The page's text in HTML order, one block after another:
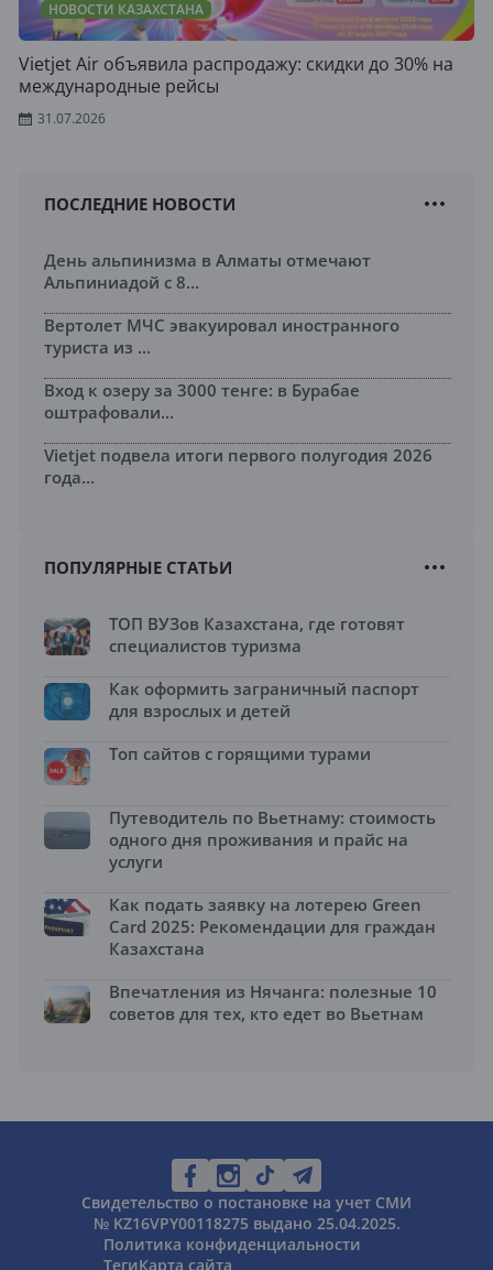
НОВОСТИ КАЗАХСТАНА
Vietjet Air объявила распродажу: скидки до 30% на
международные рейсы
31.07.2026
ПОСЛЕДНИЕ НОВОСТИ
День альпинизма в Алматы отмечают
Альпиниадой с 8...
Вертолет МЧС эвакуировал иностранного
туриста из ...
Вход к озеру за 3000 тенге: в Бурабае
оштрафовали...
Vietjet подвела итоги первого полугодия 2026
года...
ПОПУЛЯРНЫЕ СТАТЬИ
ТОП ВУЗов Казахстана, где готовят
специалистов туризма
Как оформить заграничный паспорт
для взрослых и детей
Топ сайтов с горящими турами
Путеводитель по Вьетнаму: стоимость
одного дня проживания и прайс на
услуги
Как подать заявку на лотерею Green
Card 2025: Рекомендации для граждан
Казахстана
Впечатления из Нячанга: полезные 10
советов для тех, кто едет во Вьетнам
Свидетельство о постановке на учет СМИ
№ KZ16VPY00118275 выдано 25.04.2025.
Политика конфиденциальности
ТегиКарта сайта